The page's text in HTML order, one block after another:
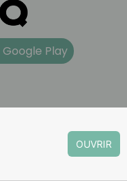
Google Play
OUVRIR